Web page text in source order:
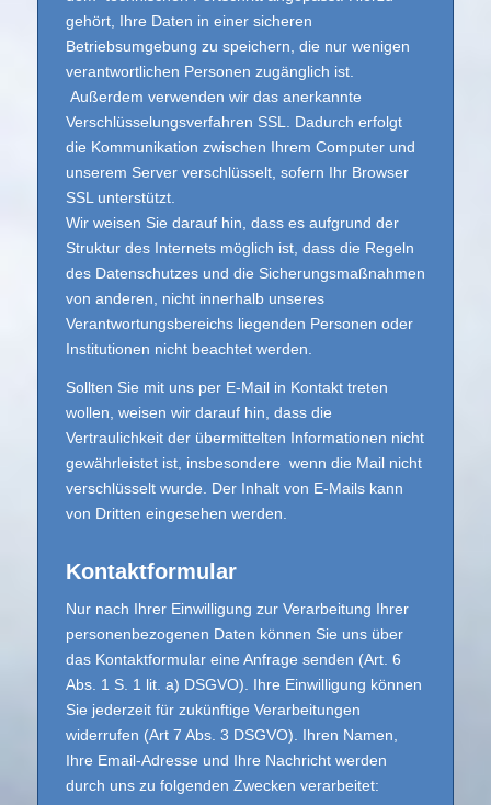
gehört, Ihre Daten in einer sicheren
Betriebsumgebung zu speichern, die nur wenigen
verantwortlichen Personen zugänglich ist.
Außerdem verwenden wir das anerkannte
Verschlüsselungsverfahren SSL. Dadurch erfolgt
die Kommunikation zwischen Ihrem Computer und
unserem Server verschlüsselt, sofern Ihr Browser
SSL unterstützt.
Wir weisen Sie darauf hin, dass es aufgrund der
Struktur des Internets möglich ist, dass die Regeln
des Datenschutzes und die Sicherungsmaßnahmen
von anderen, nicht innerhalb unseres
Verantwortungsbereichs liegenden Personen oder
Institutionen nicht beachtet werden.
Sollten Sie mit uns per E-Mail in Kontakt treten
wollen, weisen wir darauf hin, dass die
Vertraulichkeit der übermittelten Informationen nicht
gewährleistet ist, insbesondere wenn die Mail nicht
verschlüsselt wurde. Der Inhalt von E-Mails kann
von Dritten eingesehen werden.
Kontaktformular
Nur nach Ihrer Einwilligung zur Verarbeitung Ihrer
personenbezogenen Daten können Sie uns über
das Kontaktformular eine Anfrage senden (Art. 6
Abs. 1 S. 1 lit. a) DSGVO). Ihre Einwilligung können
Sie jederzeit für zukünftige Verarbeitungen
widerrufen (Art 7 Abs. 3 DSGVO). Ihren Namen,
Ihre Email-Adresse und Ihre Nachricht werden
durch uns zu folgenden Zwecken verarbeitet: